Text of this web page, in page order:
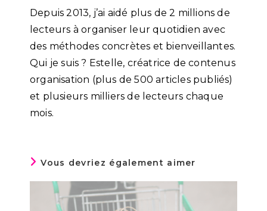
Depuis 2013, j’ai aidé plus de 2 millions de
lecteurs à organiser leur quotidien avec
des méthodes concrètes et bienveillantes.
Qui je suis ? Estelle, créatrice de contenus
organisation (plus de 500 articles publiés)
et plusieurs milliers de lecteurs chaque
mois.
Vous devriez également aimer